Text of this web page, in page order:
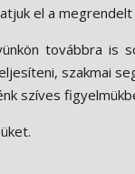
el a megrendelt
továbbra is
szakmai
szíves